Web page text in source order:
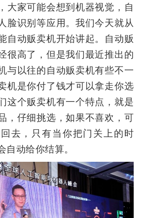
大家可能会想到机器视觉，自
脸识别等应用。我们今天就从
自动贩卖机开始讲起。自动贩
很高了，但是我们最近推出的
与以往的自动贩卖机有些不一
机是你付了钱才可以拿走你选
这个贩卖机有一个特点，就是
，仔细挑选，如果不喜欢，可
去，只有当你把门关上的时
自动给你结算。